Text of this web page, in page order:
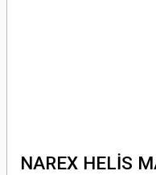
NAREX HELİS